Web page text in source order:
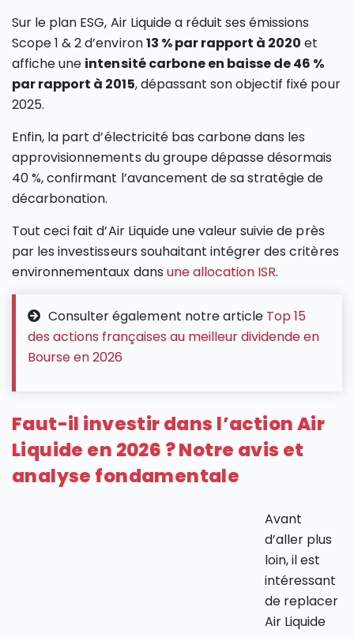
Sur le plan ESG, Air Liquide a réduit ses émissions
Scope 1 & 2 d’environ13 %par rapport à 2020 et
affiche une intensité carbone en baisse de 46 %
par rapport à 2015, dépassant son objectif fixé pour
2025.
Enfin, la part d’électricité bas carbone dans les
approvisionnements du groupe dépasse désormais
40 %, confirmant l’avancement de sa stratégie de
décarbonation.
Tout ceci fait d’Air Liquide une valeur suivie de près
par les investisseurs souhaitant intégrer des critères
environnementaux dans une allocation ISR.
Consulter également notre article Top 15
des actions françaises au meilleur dividende en
Bourse en 2026
Faut-il investir dans l’action Air
Liquide en 2026 ? Notre avis et
analyse fondamentale
Avant
d’aller plus
loin, il est
intéressant
de replacer
Air Liquide